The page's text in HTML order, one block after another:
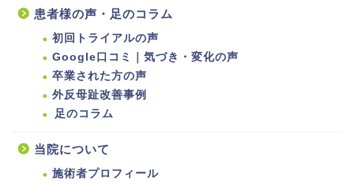
患者様の声・足のコラム
初回トライアルの声
Google口コミ｜気づき・変化の声
卒業された方の声
外反母趾改善事例
足のコラム
当院について
施術者プロフィール